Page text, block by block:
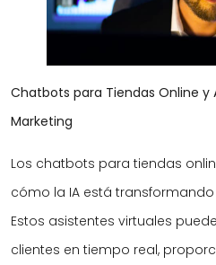
Chatbots para Tiendas Online
Marketing
Los chatbots para tiendas
cómo la IA está
Estos asistentes virtuales
clientes en tiempo real,